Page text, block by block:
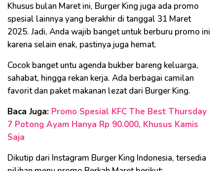
Khusus bulan Maret ini, Burger King juga ada promo
spesial lainnya yang berakhir di tanggal 31 Maret
2025. Jadi, Anda wajib banget untuk berburu promo ini
karena selain enak, pastinya juga hemat.
Cocok banget untu agenda bukber bareng keluarga,
sahabat, hingga rekan kerja. Ada berbagai camilan
favorit dan paket makanan lezat dari Burger King.
Baca Juga: Promo Spesial KFC The Best Thursday
7 Potong Ayam Hanya Rp 90.000, Khusus Kamis
Saja
Dikutip dari Instagram Burger King Indonesia, tersedia